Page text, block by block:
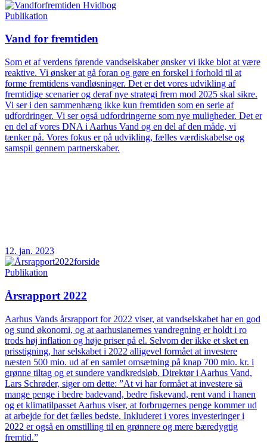
Publikation
Vand for fremtiden
Som et af verdens førende vandselskaber ønsker vi ikke blot at være
reaktive. Vi ønsker at gå foran og gøre en forskel i forhold til at
forme fremtidens vandløsninger. Det er det vores udvikling af
fremtidige scenarier og deraf nye strategi frem mod 2025 skal sikre.
Vi ser i den sammenhæng ikke kun fremtiden som en serie af
udfordringer. Vi ser også udfordringerne som nye muligheder. Det er
en del af vores DNA i Aarhus Vand og en del af den måde, vi
tænker på. Vores fokus er på udvikling, fælles værdiskabelse og
samspil gennem partnerskaber.
12. jan. 2023
Publikation
Årsrapport 2022
Aarhus Vands årsrapport for 2022 viser, at vandselskabet har en god
og sund økonomi, og at aarhusianernes vandregning er holdt i ro
trods høj inflation og høje priser på el. Selvom der ikke et sket en
prisstigning, har selskabet i 2022 alligevel formået at investere
næsten 500 mio. ud af en samlet omsætning på knap 700 mio. kr. i
grønne tiltag og et sundere vandkredsløb. Direktør i Aarhus Vand,
Lars Schrøder, siger om dette: ”At vi har formået at investere så
mange penge i bedre badevand, bedre fiskevand, rent vand i hanen
og et klimatilpasset Aarhus viser, at forbrugernes penge kommer ud
at arbejde for det fælles bedste. Inkluderet i vores investeringer i
2022 er også en omstilling til en grønnere og mere bæredygtig
fremtid.”